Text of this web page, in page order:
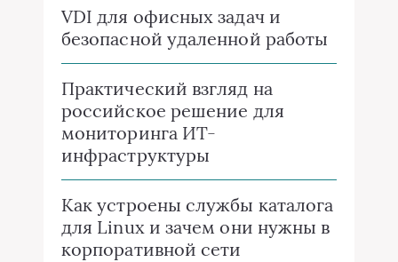
VDI для офисных задач и
безопасной удаленной работы
Практический взгляд на
российское решение для
мониторинга ИТ-
инфраструктуры
Как устроены службы каталога
для Linux и зачем они нужны в
корпоративной сети